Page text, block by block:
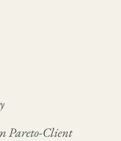
Pareto-Client